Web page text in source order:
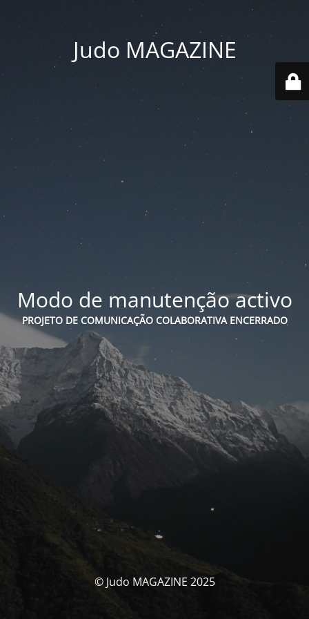
Judo MAGAZINE
Modo de manutenção activo
PROJETO DE COMUNICAÇÃO COLABORATIVA ENCERRADO
© Judo MAGAZINE 2025